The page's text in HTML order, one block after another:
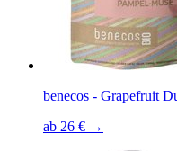
benecos - Grapefruit
ab 26 € →